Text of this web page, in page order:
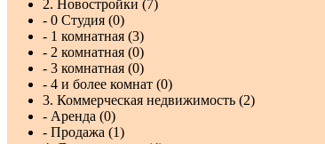
2. Новостройки (7)
- 0 Студия (0)
- 1 комнатная (3)
- 2 комнатная (0)
- 3 комнатная (0)
- 4 и более комнат (0)
3. Коммерческая недвижимость (2)
- Аренда (0)
- Продажа (1)